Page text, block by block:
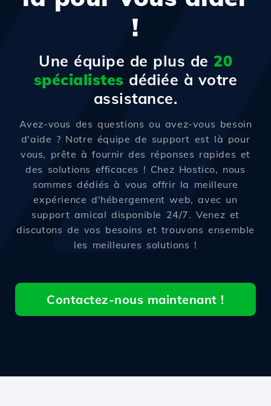
!
Une équipe de plus de 20
spécialistes dédiée à votre
assistance.
Avez-vous des questions ou avez-vous besoin
d'aide ? Notre équipe de support est là pour
vous, prête à fournir des réponses rapides et
des solutions efficaces ! Chez Hostico, nous
sommes dédiés à vous offrir la meilleure
expérience d'hébergement web, avec un
support amical disponible 24/7. Venez et
discutons de vos besoins et trouvons ensemble
les meilleures solutions !
Contactez-nous maintenant !